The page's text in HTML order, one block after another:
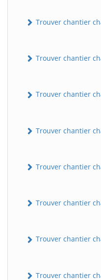
Trouver chantier
Trouver chantier
Trouver chantier
Trouver chantier
Trouver chantier
Trouver chantier
Trouver chantier
Trouver chantier